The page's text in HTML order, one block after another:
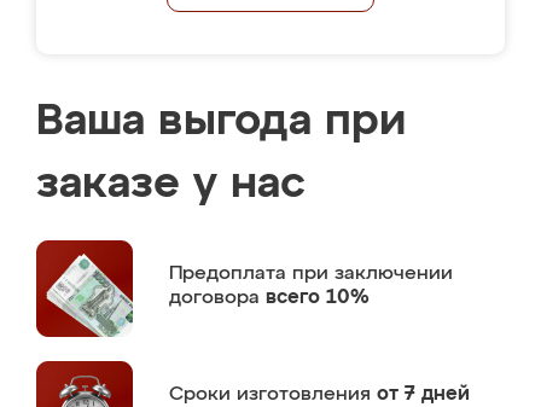
Ваша выгода при
заказе у нас
Предоплата при заключении
договора всего 10%
Сроки изготовления от 7 дней